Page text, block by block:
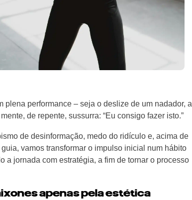
performance – seja o deslize de um nadador, a
de repente, sussurra: “Eu consigo fazer isto.”
de desinformação, medo do ridículo e, acima de
vamos transformar o impulso inicial num hábito
jornada com estratégia, a fim de tornar o processo
apenas pela estética